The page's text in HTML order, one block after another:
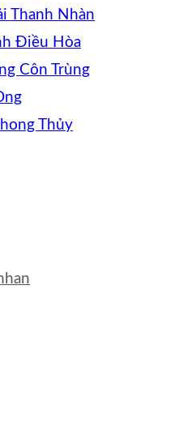
Thanh Nhàn
Điều Hòa
Côn Trùng
Thủy